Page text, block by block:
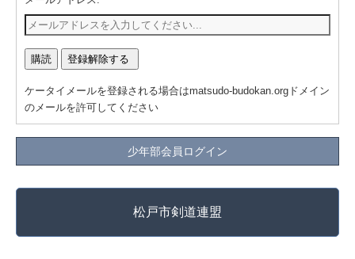
ケータイメールを登録される場合はmatsudo-budokan.orgドメイン
のメールを許可してください
少年部会員ログイン
松戸市剣道連盟